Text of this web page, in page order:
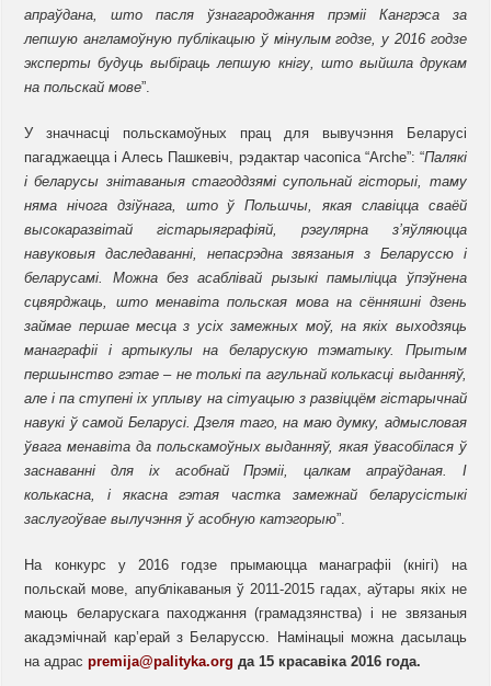
апраўдана, што пасля ўзнагароджання прэміі Кангрэса за
лепшую англамоўную публікацыюўмінулым годзе, у 2016 годзе
эксперты будуць выбірацьлепшую кнігу, што выйшла друкам
на польскай мове”
У значнасці польскамоўных прац для вывучэння Беларусі
пагаджаецца і Алесь Пашкевіч, рэдактар часопіса “Arche”: “Палякі
і беларусы знітаваныя стагоддзямі супольнай гісторыі, таму
няма нічога дзіўнага, што ў Польшчы, якая славіцца сваёй
высокаразвітай гістарыяграфіяй, рэгулярна з’яўляюцца
навуковыя даследаванні, непасрэдна звязаныя з Беларуссю і
беларусамі. Можна без асаблівай рызыкі памыліцца ўпэўнена
сцвярджаць, што менавіта польская мова на сённяшні дзень
займае першае месца з усіх замежных моў, на якіх выходзяць
манаграфіі і артыкулы на беларускую тэматыку. Прытым
першынство гэтае – не толькі па агульнай колькасці выданняў,
але і па ступені іх уплыву на сітуацыю з развіццём гістарычнай
навукі ў самой Беларусі. Дзеля таго, на маю думку, адмысловая
ўвага менавіта да польскамоўных выданняў, якая ўвасобілася ў
заснаванні для іх асобнай Прэміі, цалкам апраўданая. І
колькасна, і якасна гэтая частка замежнай беларусістыкі
заслугоўвае вылучэння ў асобную катэгорыю”.
На конкурс у 2016 годзе прымаюцца манаграфіі (кнігі) на
польскай мове, апублікаваныя ў 2011-2015 гадах, аўтары якіх не
маюць беларускага паходжання (грамадзянства) і не звязаныя
акадэмічнай кар’ерай з Беларуссю. Намінацыі можна дасылаць
на адрасpremija@palityka.org да 15 красавіка 2016 года.